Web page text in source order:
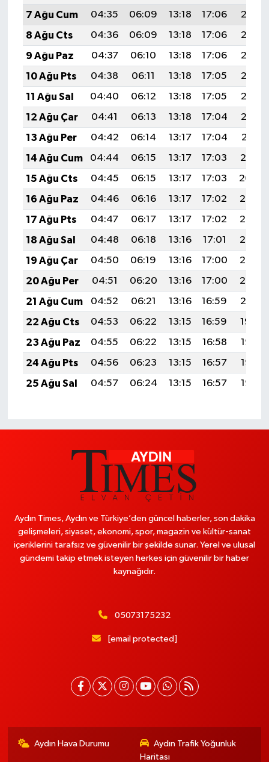
7 Ağu Cum
04:35 06:09 13:18 17:06
20:18
8 Ağu Cts
04:36 06:09 13:18 17:06
20:17
9 Ağu Paz
04:37 06:10 13:18 17:06
20:16
10 Ağu Pts
04:38 06:11 13:18 17:05
20:15
11 Ağu Sal
04:40 06:12 13:18 17:05
20:13
12 Ağu Çar
04:41 06:13 13:18 17:04
20:12
13 Ağu Per
04:42 06:14 13:17 17:04
20:11
14 Ağu Cum
04:44 06:15 13:17 17:03
20:10
15 Ağu Cts
04:45 06:15 13:17 17:03
20:09
16 Ağu Paz
04:46 06:16 13:17 17:02
20:07
17 Ağu Pts
04:47 06:17 13:17 17:02
20:06
18 Ağu Sal
04:48 06:18 13:16 17:01
20:05
19 Ağu Çar
04:50 06:19 13:16 17:00
20:03
20 Ağu Per
04:51 06:20 13:16 17:00
20:02
21 Ağu Cum
04:52 06:21 13:16 16:59
20:01
22 Ağu Cts
04:53 06:22 13:15 16:59
19:59
23 Ağu Paz
04:55 06:22 13:15 16:58
19:58
24 Ağu Pts
04:56 06:23 13:15 16:57
19:57
25 Ağu Sal
04:57 06:24 13:15 16:57 19:55
Aydın Times, Aydın ve Türkiye’den güncel haberler, son dakika
gelişmeleri, siyaset, ekonomi, spor, magazin ve kültür-sanat
içeriklerini tarafsız ve güvenilir bir şekilde sunar. Yerel ve ulusal
gündemi takip etmek isteyen herkes için güvenilir bir haber
kaynağıdır.
05073175232
[email protected]
Aydın Hava Durumu
Aydın Trafik Yoğunluk
Haritası